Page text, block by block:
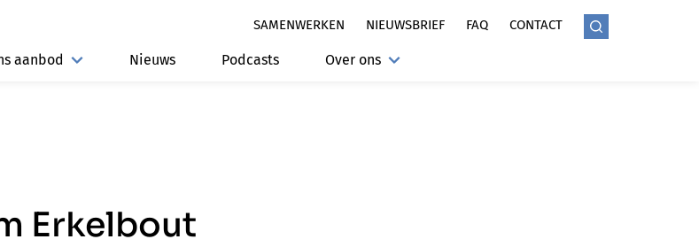
SAMENWERKEN NIEUWSBRIEF FAQ CONTACT
aanbod Nieuws Podcasts Over ons
Erkelbout